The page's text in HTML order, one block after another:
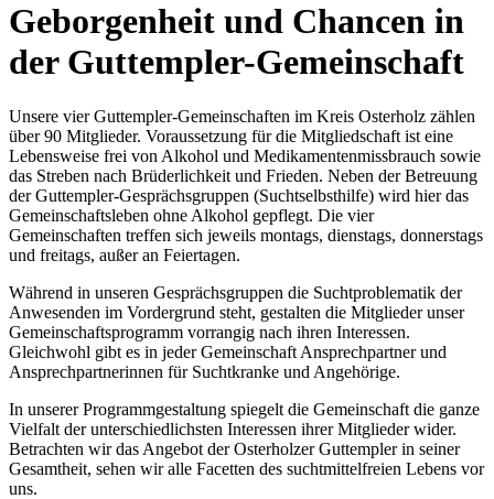
Geborgenheit und Chancen in
der Guttempler-Gemeinschaft
Unsere vier Guttempler-Gemeinschaften im Kreis Osterholz zählen
über 90 Mitglieder. Voraussetzung für die Mitgliedschaft ist eine
Lebensweise frei von Alkohol und Medikamentenmissbrauch sowie
das Streben nach Brüderlichkeit und Frieden. Neben der Betreuung
der Guttempler-Gesprächsgruppen (Suchtselbsthilfe) wird hier das
Gemeinschaftsleben ohne Alkohol gepflegt. Die vier
Gemeinschaften treffen sich jeweils montags, dienstags, donnerstags
und freitags, außer an Feiertagen.
Während in unseren Gesprächsgruppen die Suchtproblematik der
Anwesenden im Vordergrund steht, gestalten die Mitglieder unser
Gemeinschaftsprogramm vorrangig nach ihren Interessen.
Gleichwohl gibt es in jeder Gemeinschaft Ansprechpartner und
Ansprechpartnerinnen für Suchtkranke und Angehörige.
In unserer Programmgestaltung spiegelt die Gemeinschaft die ganze
Vielfalt der unterschiedlichsten Interessen ihrer Mitglieder wider.
Betrachten wir das Angebot der Osterholzer Guttempler in seiner
Gesamtheit, sehen wir alle Facetten des suchtmittelfreien Lebens vor
uns.